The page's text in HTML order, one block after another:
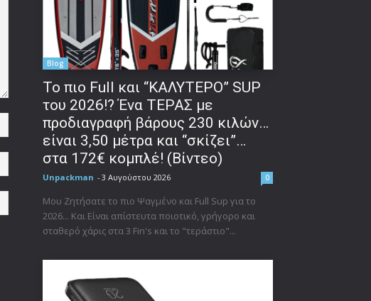
Όνομα:*
Ιστοσελίδα:
Blog
To πιο Full και “ΚΑΛΥΤΕΡΟ” SUP
του 2026!? Ένα ΤΕΡΑΣ με
προδιαγραφή βάρους 230 κιλών…
είναι 3,50 μέτρα και “σκίζει”…
στα 172€ κομπλέ! (Βίντεο)
Unpackman - 3 Αυγούστου 2026 0
Μου Ζητήσατε το πιο Ψαγμένο και Full Sup για το
2026... Και Είναι απίστευτα ποιοτικό, γρήγορο και
σταθερό χάρις στα 3 Fin's και το "τεράστιο"...